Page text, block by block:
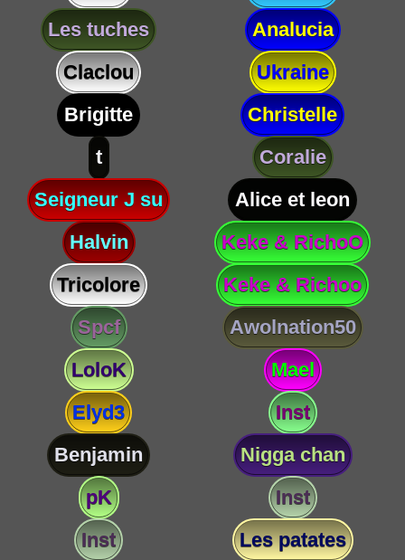
Les tuches
Analucia
Claclou
Ukraine
Brigitte
Christelle
t
Coralie
Seigneur J su
Alice et leon
Halvin
Keke & RichoO
Tricolore
Keke & Richoo
Spcf
Awolnation50
LoloK
Mael
Elyd3
Inst
Benjamin
Nigga chan
pK
Inst
Inst
Les patates